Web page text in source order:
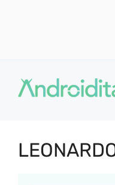
contenuto